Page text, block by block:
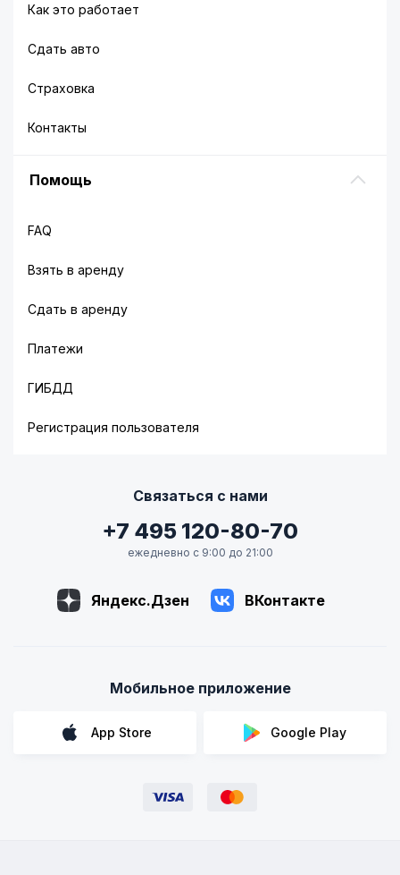
Как это работает
Сдать авто
Страховка
Контакты
Помощь
FAQ
Взять в аренду
Сдать в аренду
Платежи
ГИБДД
Регистрация пользователя
Связаться с нами
+7 495 120-80-70
ежедневно с 9:00 до 21:00
Яндекс.Дзен ВКонтакте
Мобильное приложение
App Store Google Play